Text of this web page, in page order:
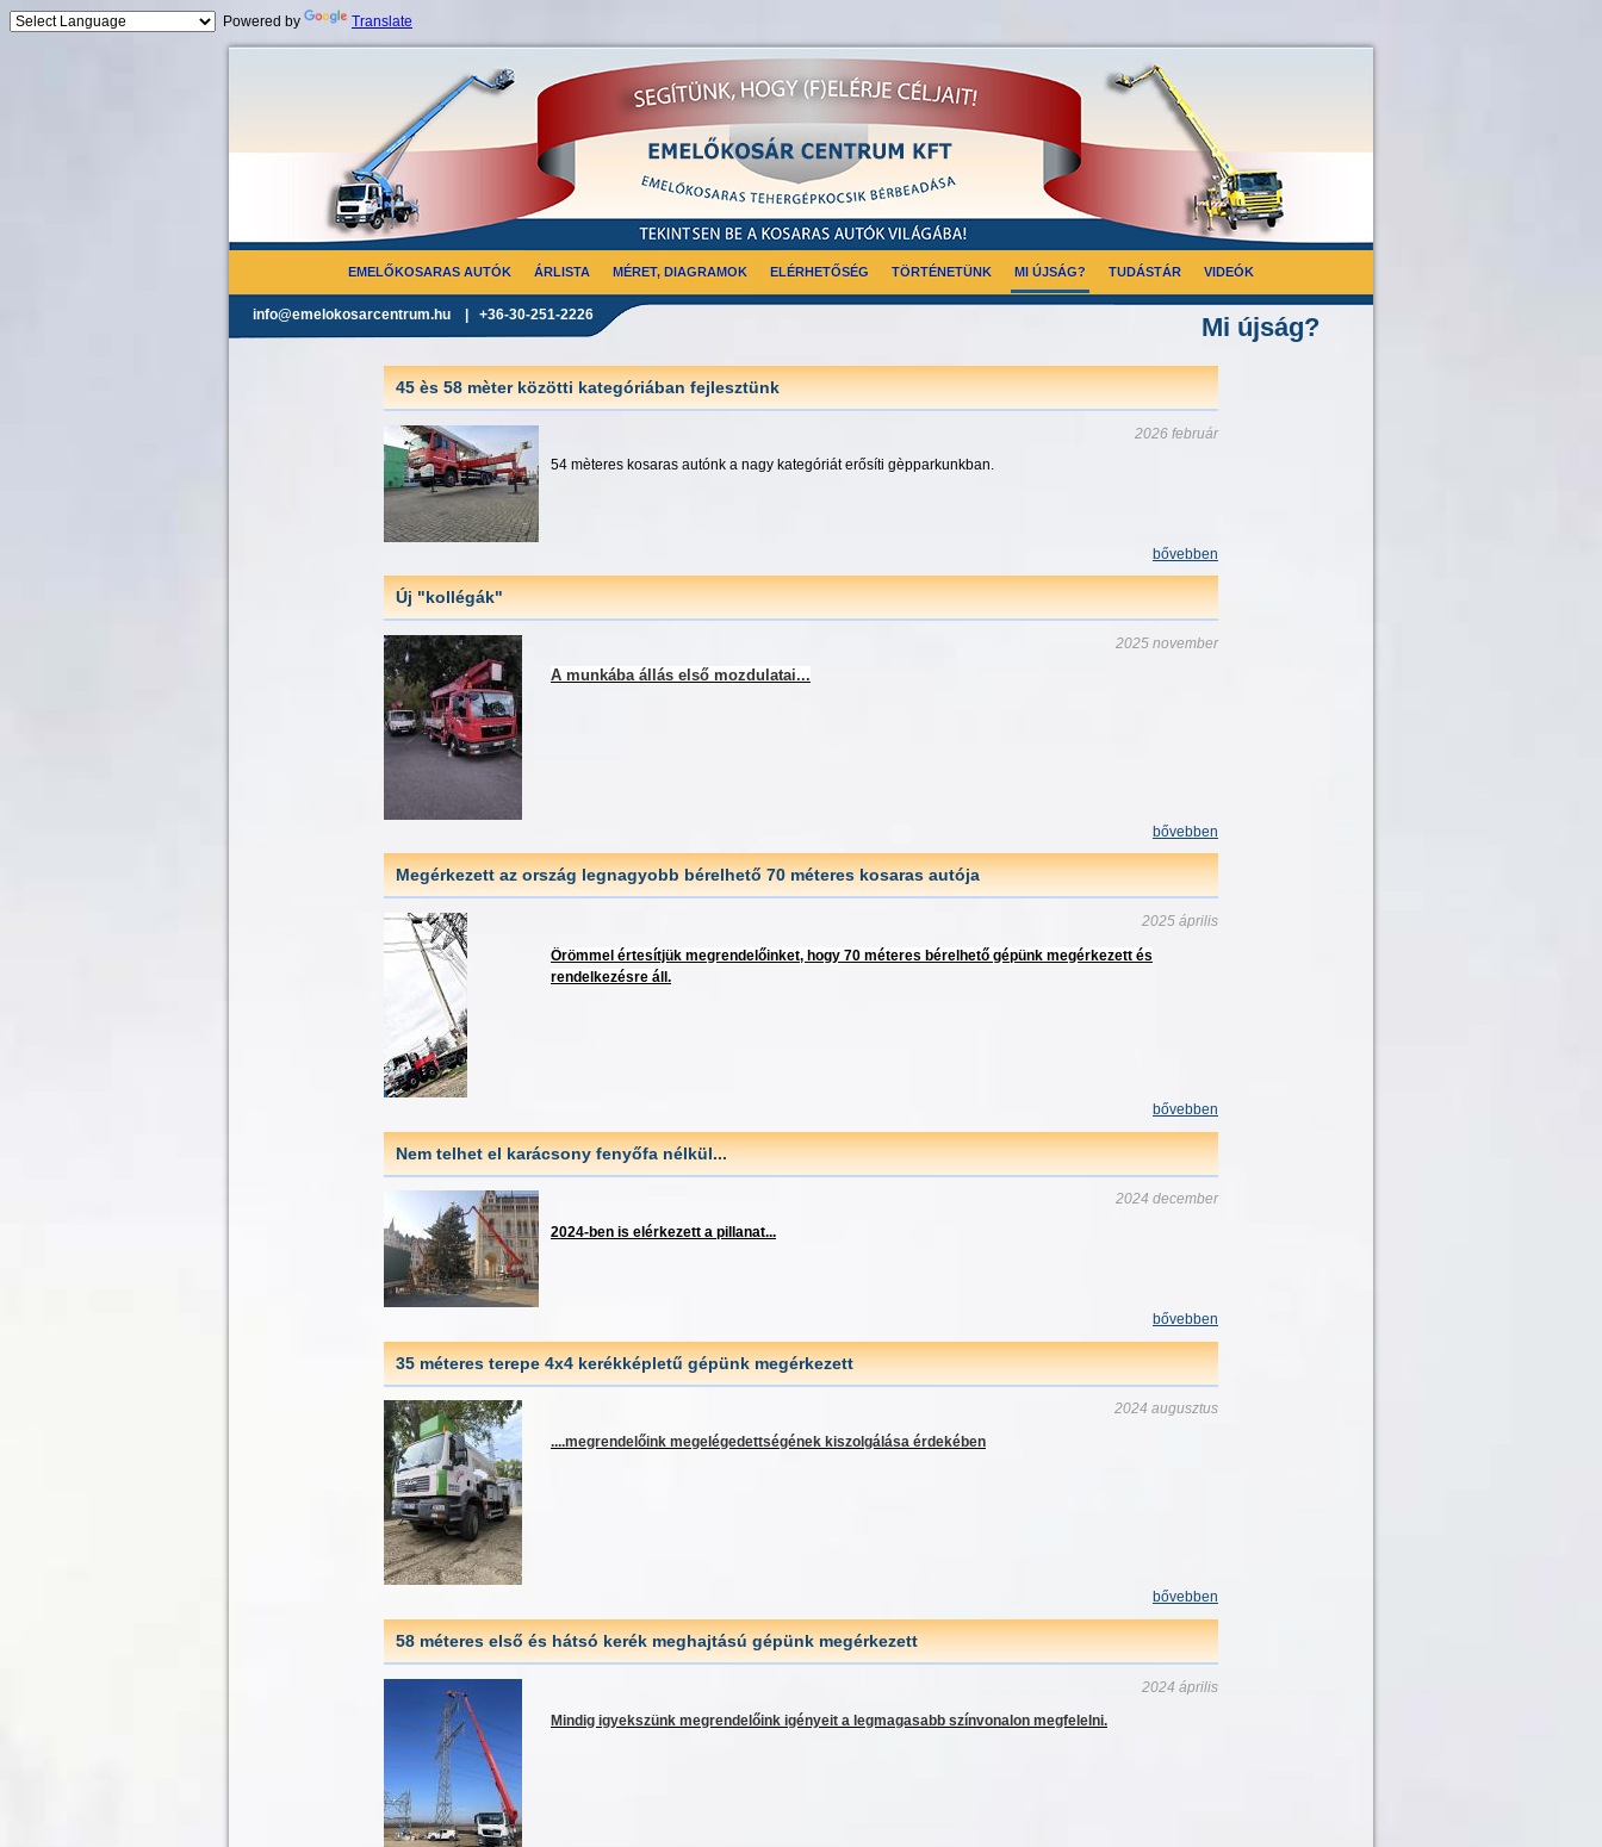
Powered by
Translate
EMELŐKOSARAS AUTÓK ÁRLISTA MÉRET, DIAGRAMOK ELÉRHETŐSÉG TÖRTÉNETÜNK MI ÚJSÁG? TUDÁSTÁR VIDEÓK
info@emelokosarcentrum.hu | +36-30-251-2226 Mi újság?
45 ès 58 mèter közötti kategóriában fejlesztünk
2026 február
54 mèteres kosaras autónk a nagy kategóriát erősíti gèpparkunkban.
bővebben
Új "kollégák"
2025 november
A munkába állás első mozdulatai...
bővebben
Megérkezett az ország legnagyobb bérelhető 70 méteres kosaras autója
2025 április
Örömmel értesítjük megrendelőinket, hogy 70 méteres bérelhető gépünk megérkezett és
rendelkezésre áll.
bővebben
Nem telhet el karácsony fenyőfa nélkül...
2024 december
2024-ben is elérkezett a pillanat...
bővebben
35 méteres terepe 4x4 kerékképletű gépünk megérkezett
2024 augusztus
....megrendelőink megelégedettségének kiszolgálása érdekében
bővebben
58 méteres első és hátsó kerék meghajtású gépünk megérkezett
2024 április
Mindig igyekszünk megrendelőink igényeit a legmagasabb színvonalon megfelelni.